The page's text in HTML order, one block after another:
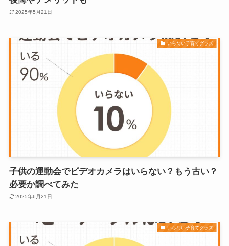
2025年5月21日
いらない子育てグッズ
子供の運動会でビデオカメラはいらない？もう古い？
必要か調べてみた
2025年6月21日
いらない子育てグッズ